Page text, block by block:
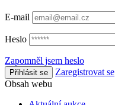
E-mail
Heslo
Zapomněl jsem heslo
Přihlásit se
Zaregistrovat se
Obsah webu